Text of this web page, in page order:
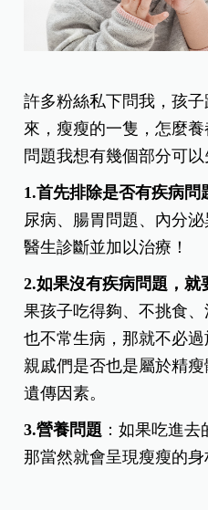
許多粉絲私下問我，孩
來，瘦瘦的一隻，怎麼
問題我想有幾個部分可以
1.首先排除是否有疾病問
尿病、腸胃問題、內分
醫生診斷並加以治療！
2.如果沒有疾病問題，就
果孩子吃得夠、不挑食、
也不常生病，那就不必
親戚們是否也是屬於精
遺傳因素。
3.營養問題 ：如果吃進
那當然就會呈現瘦瘦的身